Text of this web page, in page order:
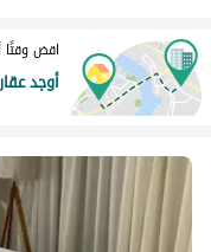
اقض وقتًا
أوجد